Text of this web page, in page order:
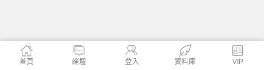
首頁 論壇 登入 資料庫 VIP